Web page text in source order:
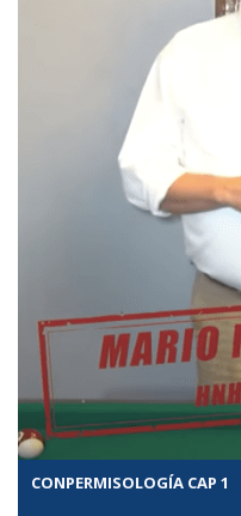
CONPERMISOLOGÍA CAP 1